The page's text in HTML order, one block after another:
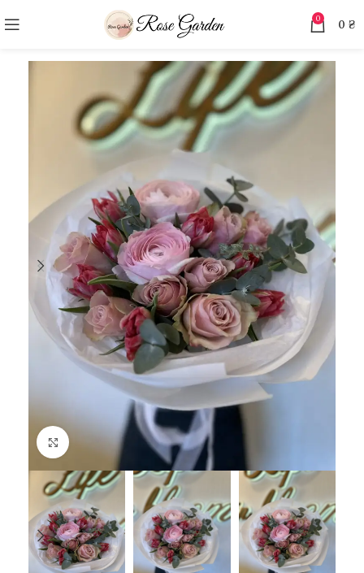
0 0 ₴
Натисніть для збільшення